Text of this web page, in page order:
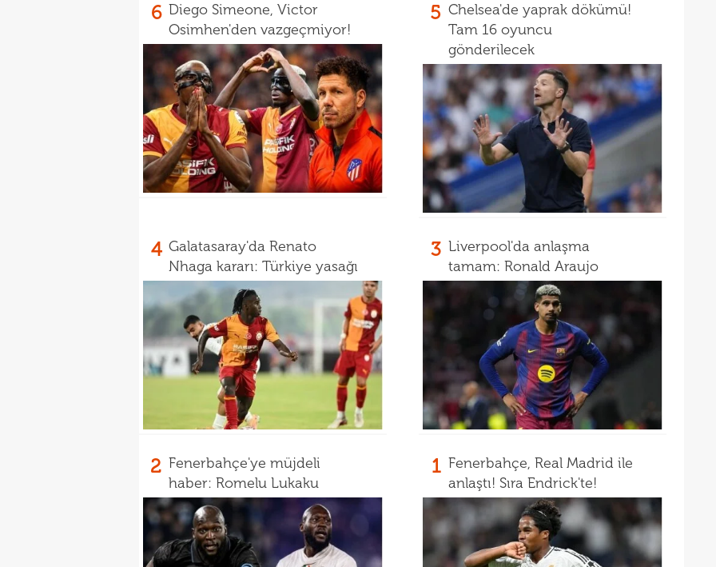
6 Diego Simeone, Victor
Osimhen'den vazgeçmiyor!
5 Chelsea'de yaprak dökümü!
Tam 16 oyuncu
gönderilecek
4 Galatasaray'da Renato
Nhaga kararı: Türkiye yasağı
3 Liverpool'da anlaşma
tamam: Ronald Araujo
2 Fenerbahçe'ye müjdeli
haber: Romelu Lukaku
1 Fenerbahçe, Real Madrid ile
anlaştı! Sıra Endrick'te!